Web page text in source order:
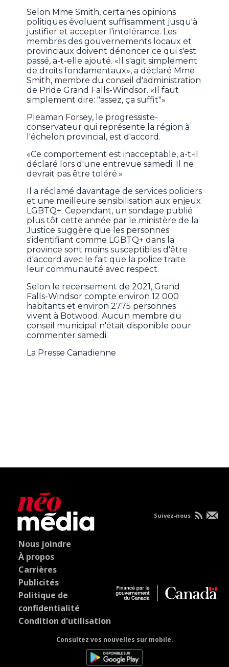
Selon Mme Smith, certaines opinions
politiques évoluent suffisamment jusqu'à
justifier et accepter l'intolérance. Les
membres des gouvernements locaux et
provinciaux doivent dénoncer ce qui s'est
passé, a-t-elle ajouté. «Il s'agit simplement
de droits fondamentaux», a déclaré Mme
Smith, membre du conseil d'administration
de Pride Grand Falls-Windsor. «Il faut
simplement dire: "assez, ça suffit"»
Pleaman Forsey, le progressiste-
conservateur qui représente la région à
l'échelon provincial, est d'accord.
«Ce comportement est inacceptable, a-t-il
déclaré lors d'une entrevue samedi. Il ne
devrait pas être toléré.»
Il a réclamé davantage de services policiers
et une meilleure sensibilisation aux enjeux
LGBTQ+. Cependant, un sondage publié
plus tôt cette année par le ministère de la
Justice suggère que les personnes
s'identifiant comme LGBTQ+ dans la
province sont moins susceptibles d'être
d'accord avec le fait que la police traite
leur communauté avec respect.
Selon le recensement de 2021, Grand
Falls-Windsor compte environ 12 000
habitants et environ 2775 personnes
vivent à Botwood. Aucun membre du
conseil municipal n'était disponible pour
commenter samedi.
La Presse Canadienne
Nous joindre
À propos
Carrières
Publicités
Politique de
confidentialité
Condition d'utilisation
Consultez vos nouvelles sur mobile.
Suivez-nous